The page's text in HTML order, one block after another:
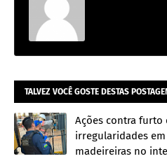
TALVEZ VOCÊ GOSTE DESTAS
Ações contra furto
irregularidades
madeireiras no